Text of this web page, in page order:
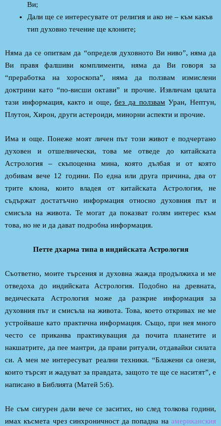
Ви;
Дали ще се интересувате от религия и ако не – към какъв
тип духовно течение ще клоните;
Няма да се опитвам да “определя духовното Ви ниво”, няма да
Ви правя фалшиви комплименти, няма да Ви говоря за
“преработка на хороскопа”, няма да ползвам измислени
доктрини като “по-висши октави” и прочие. Извличам цялата
тази информация, както и още,без да ползвам Уран, Нептун,
Плутон, Хирон, други астероиди, минорни аспекти и прочие.
Има и още. Понеже моят личен път този живот е подчертано
духовен и отшелнически, това ме отведе до китайската
Астрология – скъпоценна мина, която дълбая и от която
добивам вече 12 години. По една или друга причина, два от
трите клона, които владея от китайската Астрология, не
съдържат достатъчно информация относно духовния път и
смисъла на живота. Те могат да показват голям интерес към
това, но не и да дават подробна информация.
Петте дхарма типа в индийската Астрология
Съответно, моите търсения и духовна жажда продължиха и ме
отведоха до индийската Астрология. Подобно на древната,
ведическата Астрология може да разкрие информация за
духовния път и смисъла на живота. Това, което откривах не ме
устройваше като практична информация. Също, при нея много
често се приканва практикуващия да почита планетите и
накшатрите, да пее мантри, да прави ритуали, отдавайки силата
си. А мен ме интересуват реални техники. “Блажени са онези,
които търсят и жадуват за правдата, защото те ще се наситят”, е
написано в Библията (Матей 5:6).
Не съм сигурен дали вече се заситих, но след толкова години,
имах късмета чрез синхроничност да попадна на американския